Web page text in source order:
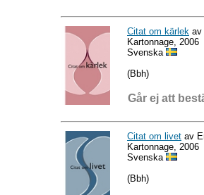
Citat om kärlek av
Kartonnage, 2006
Svenska
(Bbh)
Går ej att
Citat om livet av
Kartonnage, 2006
Svenska
(Bbh)